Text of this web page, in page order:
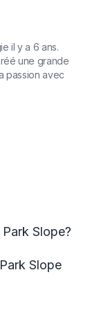
il y a 6 ans.
une grande
passion avec
Slope?
Slope